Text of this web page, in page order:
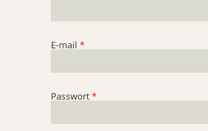
E-mail *
Passwort *